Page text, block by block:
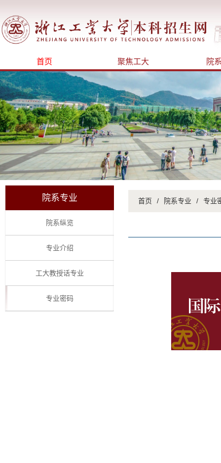
首页 聚焦工大 院
院系专业
院系纵览
专业介绍
工大教授话专业
专业密码
首页 / 院系专业 / 专业